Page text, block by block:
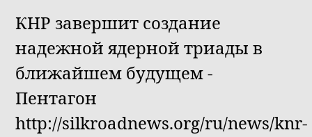
КНР завершит создание
надежной ядерной триады в
ближайшем будущем -
Пентагон
http://silkroadnews.org/ru/news/knr-